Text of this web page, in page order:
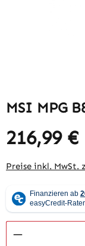
MSI MPG
Regulärer Preis:
216,99 €
Preise inkl. MwSt.
Produkt